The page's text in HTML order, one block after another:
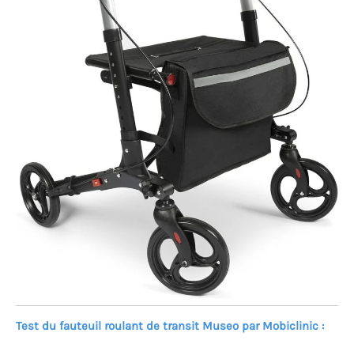
Test du fauteuil roulant de transit Museo par Mobiclinic :